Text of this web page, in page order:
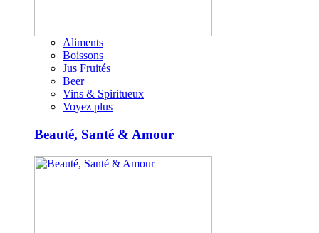
Aliments
Boissons
Jus Fruités
Beer
Vins & Spiritueux
Voyez plus
Beauté, Santé & Amour